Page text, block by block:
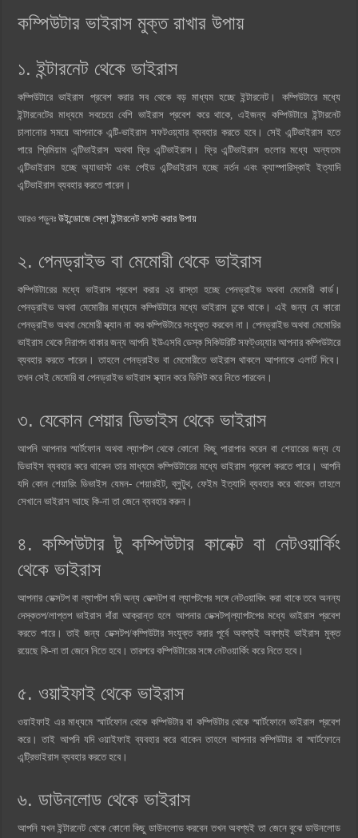
কম্পিউটার ভাইরাস মুক্ত রাখার উপায়
১. ইন্টারনেট থেকে ভাইরাস
কম্পিউটারে ভাইরাস প্রবেশ করার সব থেকে বড় মাধ্যম হচ্ছে ইন্টারনেট। কম্পিউটারে মধ্যে
ইন্টারনেটের মাধ্যমে সবচেয়ে বেশি ভাইরাস প্রবেশ করে থাকে, এইজন্য কম্পিউটারে ইন্টারনেট
চালানোর সময়ে আপনাকে এন্টি-ভাইরাস সফটওয়্যার ব্যবহার করতে হবে। সেই এন্টিভাইরাস হতে
পারে প্রিমিয়াম এন্টিভাইরাস অথবা ফ্রি এন্টিভাইরাস। ফ্রি এন্টিভাইরাস গুলোর মধ্যে অন্যতম
এন্টিভাইরাস হচ্ছে অ্যাভাস্ট এবং পেইড এন্টিভাইরাস হচ্ছে নর্তন এবং ক্যাস্পারিস্কাই ইত্যাদি
এন্টিভাইরাস ব্যবহার করতে পারেন।
আরও পড়ুনঃউইন্ডোজে স্লো ইন্টারনেট ফাস্ট করার উপায়
২. পেনড্রাইভ বা মেমোরী থেকে ভাইরাস
কম্পিউটারের মধ্যে ভাইরাস প্রবেশ করার ২য় রাস্তা হচ্ছে পেনড্রাইভ অথবা মেমোরী কার্ড।
পেনড্রাইভ অথবা মেমোরীর মাধ্যমে কম্পিউটারে মধ্যে ভাইরাস ঢুকে থাকে। এই জন্য যে কারো
পেনড্রাইভ অথবা মেমোরী স্ক্যান না কর কম্পিউটারে সংযুক্ত করবেন না। পেনড্রাইভ অথবা মেমোরির
ভাইরাস থেকে নিরাপদ থাকার জন্য আপনি ইউএসবি ডেস্ক সিকিউরিটি সফট্ওয়্যার আপনার কম্পিউটারে
ব্যবহার করতে পারেন। তাহলে পেনড্রাইভ বা মেমোরীতে ভাইরাস থাকলে আপনাকে এলার্ট দিবে।
তখন সেই মেমোরি বা পেনড্রাইভ ভাইরাস স্ক্যান করে ডিলিট করে নিতে পারবেন।
৩. যেকোন শেয়ার ডিভাইস থেকে ভাইরাস
আপনি আপনার স্মার্টফোন অথবা ল্যাপটপ থেকে কোনো কিছু পারাপার করেন বা শেয়ারের জন্য যে
ডিভাইস ব্যবহার করে থাকেন তার মাধ্যমে কম্পিউটারের মধ্যে ভাইরাস প্রবেশ করতে পারে। আপনি
যদি কোন শেয়ারিং ডিভাইস যেমন- শেয়ারইট, ব্লুটুথ, ফেইম ইত্যাদি ব্যবহার করে থাকেন তাহলে
সেখানে ভাইরাস আছে কি-না তা জেনে ব্যবহার করুন।
৪. কম্পিউটার টু কম্পিউটার কানেক্ট বা নেটওয়ার্কিং
থেকে ভাইরাস
আপনার ডেক্সটপ বা ল্যাপটপ যদি অন্য ডেক্সটপ বা ল্যাপটপের সঙ্গে নেটওয়াকিং করা থাকে তবে অনন্য
দেস্কতপ/লাপ্তপ ভাইরাস দাঁরা আক্রান্ত হলে আপনার ডেক্সটপ|ল্যাপটপের মধ্যে ভাইরাস প্রবেশ
করতে পারে। তাই জন্য ডেক্সটপ/কম্পিউটার সংযুক্ত করার পূর্বে অবশ্যই অবশ্যই ভাইরাস মুক্ত
রয়েছে কি-না তা জেনে নিতে হবে। তারপরে কম্পিউটারের সঙ্গে নেটওয়ার্কিং করে নিতে হবে।
৫. ওয়াইফাই থেকে ভাইরাস
ওয়াইফাই এর মাধ্যমে স্মার্টফোন থেকে কম্পিউটার বা কম্পিউটার থেকে স্মার্টফোনে ভাইরাস প্রবেশ
করে। তাই আপনি যদি ওয়াইফাই ব্যবহার করে থাকেন তাহলে আপনার কম্পিউটার বা স্মার্টফোনে
এন্ট্রিভাইরাস ব্যবহার করতে হবে।
৬. ডাউনলোড থেকে ভাইরাস
আপনি যখন ইন্টারনেট থেকে কোনো কিছু ডাউনলোড করবেন তখন অবশ্যই তা জেনে বুঝে ডাউনলোড